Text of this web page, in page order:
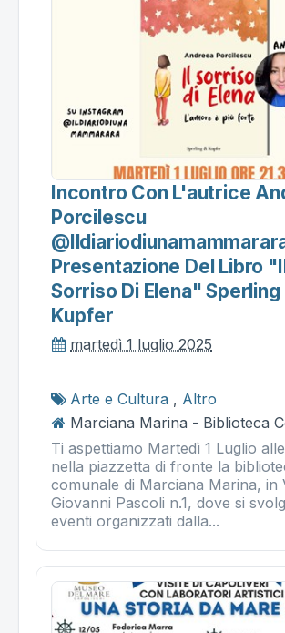
Incontro Con L'autrice
Porcilescu
Presentazione Del Libro
Sorriso Di Elena" Sperling
Kupfer
martedì 1 luglio 2025
Arte e Cultura , Altro
Marciana Marina - Biblioteca
Ti aspettiamo Martedì 1 Luglio
nella piazzetta di fronte la
comunale di Marciana Marina, in
Giovanni Pascoli n.1, dove si
eventi organizzati dalla...